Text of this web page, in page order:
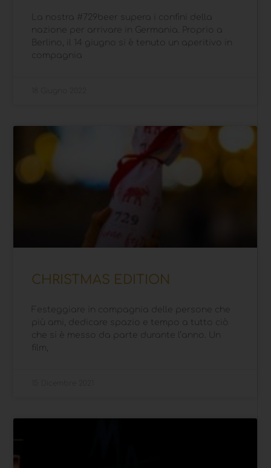
La nostra #729beer supera i confini della
nazione per arrivare in Germania. Proprio a
Berlino, il 14 giugno si è tenuto un aperitivo in
compagnia
CHRISTMAS EDITION
Festeggiare in compagnia delle persone che
più ami, dedicare spazio e tempo a tutto ciò
che si è messo da parte durante l’anno. Un
film,